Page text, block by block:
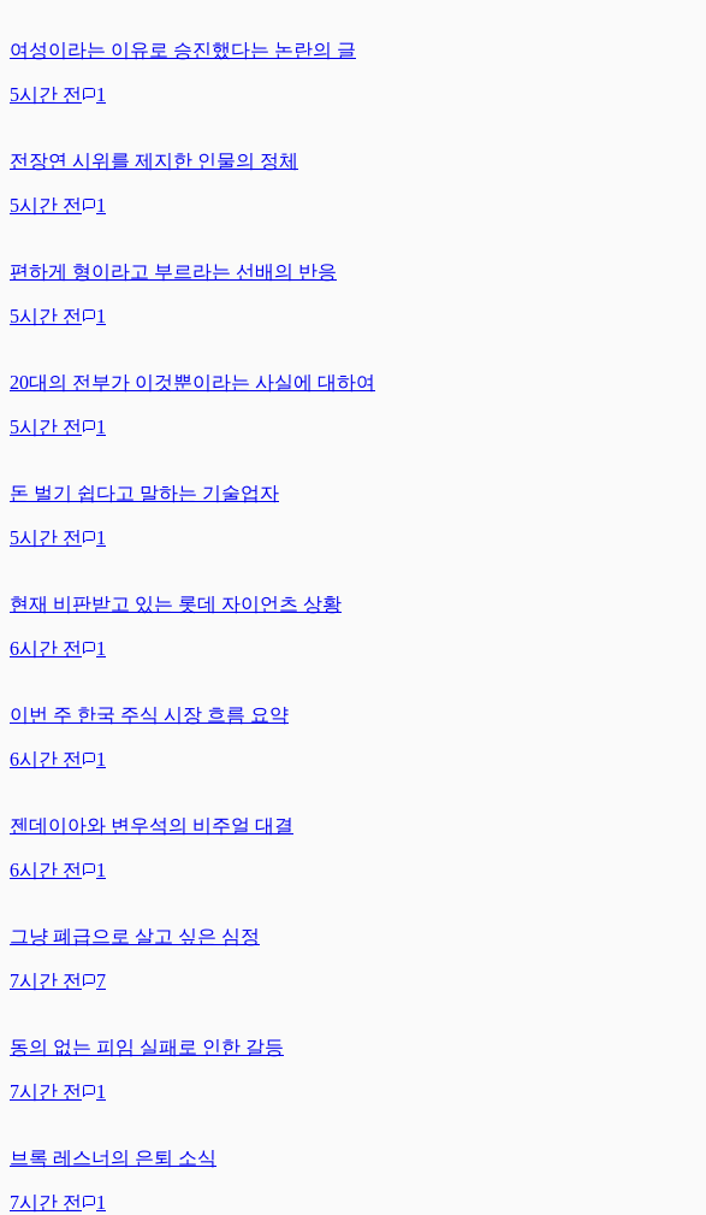
여성이라는 이유로 승진했다는 논란의 글
5시간 전 1
전장연 시위를 제지한 인물의 정체
5시간 전 1
편하게 형이라고 부르라는 선배의 반응
5시간 전 1
20대의 전부가 이것뿐이라는 사실에 대하여
5시간 전 1
돈 벌기 쉽다고 말하는 기술업자
5시간 전 1
현재 비판받고 있는 롯데 자이언츠 상황
6시간 전 1
이번 주 한국 주식 시장 흐름 요약
6시간 전 1
젠데이아와 변우석의 비주얼 대결
6시간 전 1
그냥 폐급으로 살고 싶은 심정
7시간 전 7
동의 없는 피임 실패로 인한 갈등
7시간 전 1
브록 레스너의 은퇴 소식
7시간 전 1